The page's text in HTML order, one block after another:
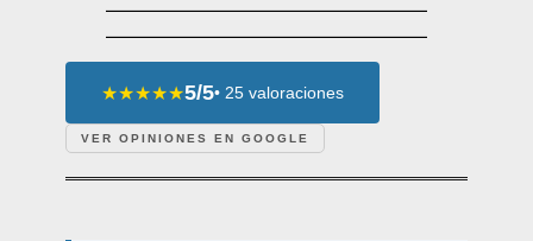
★★★★★5/5• 25 valoraciones
VER OPINIONES EN GOOGLE